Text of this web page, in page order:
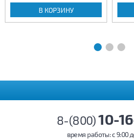
В КОРЗИНУ
8-(800)10-
время работы: c 9:00